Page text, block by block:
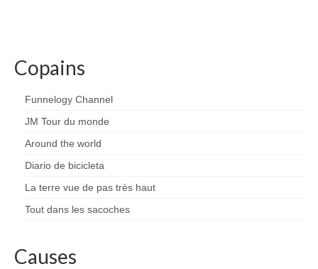
Copains
Funnelogy Channel
JM Tour du monde
Around the world
Diario de bicicleta
La terre vue de pas très haut
Tout dans les sacoches
Causes